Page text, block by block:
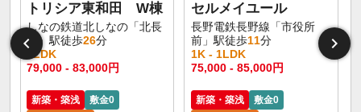
トリシア東和田 W棟
しなの鉄道北しなの「北長
野」駅徒歩26分
1LDK
79,000 - 83,000円
新築・築浅
敷金0
セルメイユール
長野電鉄長野線「市役所
前」駅徒歩11分
1K - 1LDK
75,000 - 85,000円
新築・築浅
敷金0